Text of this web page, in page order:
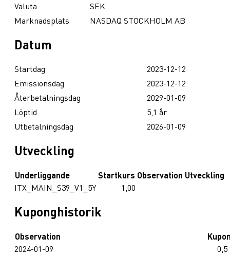
Valuta
SEK
Marknadsplats
NASDAQ STOCKHOLM AB
Datum
Startdag
2023-12-12
Emissionsdag
2023-12-12
Återbetalningsdag
2029-01-09
Löptid
5,1 år
Utbetalningsdag
2026-01-09
Utveckling
Underliggande Startkurs Observation Utveckling
ITX_MAIN_S39_V1_5Y
1,00
Kuponghistorik
Observation
2024-01-09
0,5